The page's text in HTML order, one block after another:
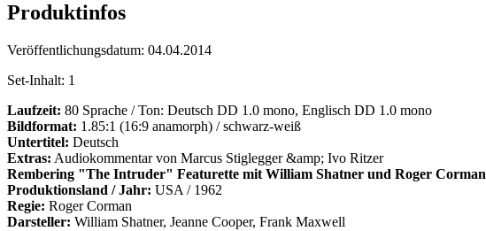
Produktinfos
Veröffentlichungsdatum: 04.04.2014
Set-Inhalt: 1
Laufzeit: 80 Sprache / Ton: Deutsch DD 1.0 mono, Englisch DD 1.0 mono
Bildformat: 1.85:1 (16:9 anamorph) / schwarz-weiß
Untertitel: Deutsch
Extras: Audiokommentar von Marcus Stiglegger &amp; Ivo Ritzer
Rembering "The Intruder" Featurette mit William Shatner und Roger Corman
Produktionsland / Jahr: USA / 1962
Regie: Roger Corman
Darsteller: William Shatner, Jeanne Cooper, Frank Maxwell